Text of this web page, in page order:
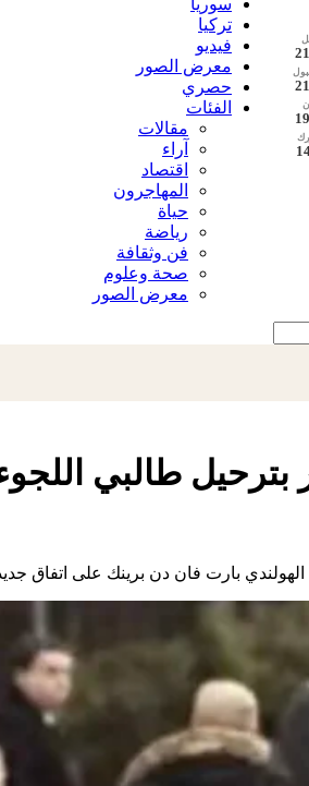
سوريا
تركيا
فيديو
معرض الصور
حصري
الفئات
مقالات
آراء
اقتصاد
المهاجرون
حياة
رياضة
فن وثقافة
صحة وعلوم
معرض الصور
بترحيل طالبي
بارت فان دن برينك على اتفاق جديد